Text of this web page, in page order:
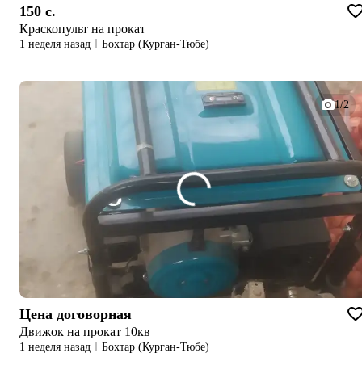
150 c.
Краскопульт на прокат
1 неделя назад Бохтар (Курган-Тюбе)
1/2
Цена договорная
Движок на прокат 10кв
1 неделя назад Бохтар (Курган-Тюбе)